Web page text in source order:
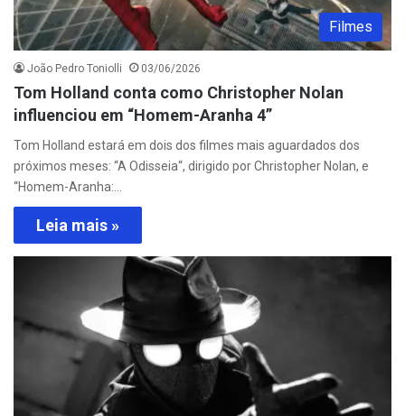
Filmes
João Pedro Toniolli 03/06/2026
Tom Holland conta como Christopher Nolan
influenciou em “Homem-Aranha 4”
Tom Holland estará em dois dos filmes mais aguardados dos
próximos meses: “A Odisseia“, dirigido por Christopher Nolan, e
“Homem-Aranha:…
Leia mais »